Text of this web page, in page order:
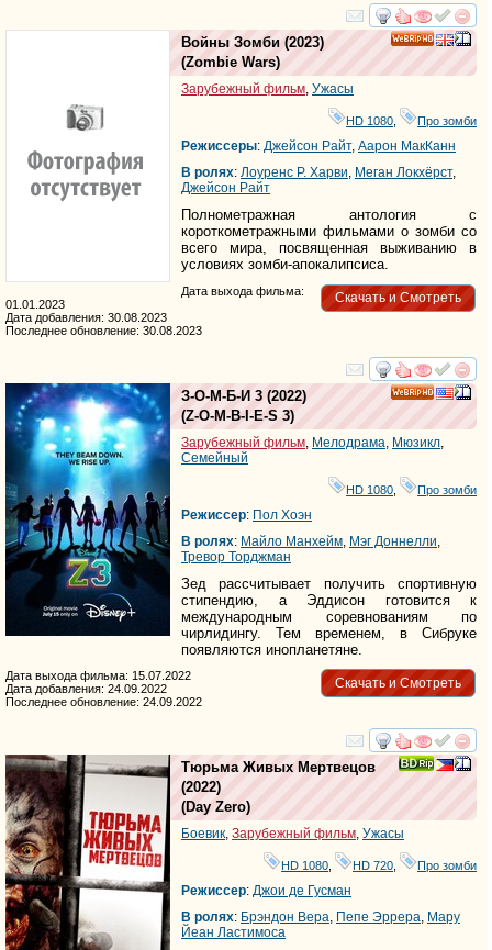
смотреть
Войны Зомби (2023)
(Zombie Wars)
Зарубежный фильм, Ужасы
HD 1080 Про зомби
Режиссеры: Джейсон Райт, Аарон МакКанн
В ролях: Лоуренс Р. Харви, Меган Локхёрст,
Джейсон Райт
Полнометражная антология с
короткометражными фильмами о зомби со
всего мира, посвященная выживанию в
условиях зомби-апокалипсиса.
Скачать и Смотреть
Дата выхода фильма:
01.01.2023
Дата добавления: 30.08.2023
Последнее обновление: 30.08.2023
смотреть
З-О-М-Б-И 3 (2022)
(Z-O-M-B-I-E-S 3)
Зарубежный фильм Мелодрама Мюзикл
Семейный
HD 1080 Про зомби
Режиссер: Пол Хоэн
В ролях: Майло Манхейм Мэг Доннелли
Тревор Торджман
Зед рассчитывает получить спортивную
стипендию, а Эддисон готовится к
международным соревнованиям по
чирлидингу. Тем временем, в Сибруке
появляются инопланетяне.
Скачать и Смотреть
Дата выхода фильма: 15.07.2022
Дата добавления: 24.09.2022
Последнее обновление: 24.09.2022
смотреть
Тюрьма Живых Мертвецов
(2022)
(Day Zero)
Боевик, Зарубежный фильм, Ужасы
HD 1080, HD 720, Про зомби
Режиссер: Джои де Гусман
В ролях: Брэндон Вера, Пепе Эррера, Марy
Йеан Ластимоса